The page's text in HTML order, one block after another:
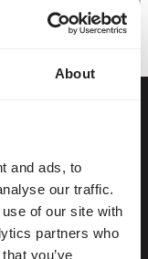
About
and ads, to
our traffic.
of our site with
partners who
you’ve
down